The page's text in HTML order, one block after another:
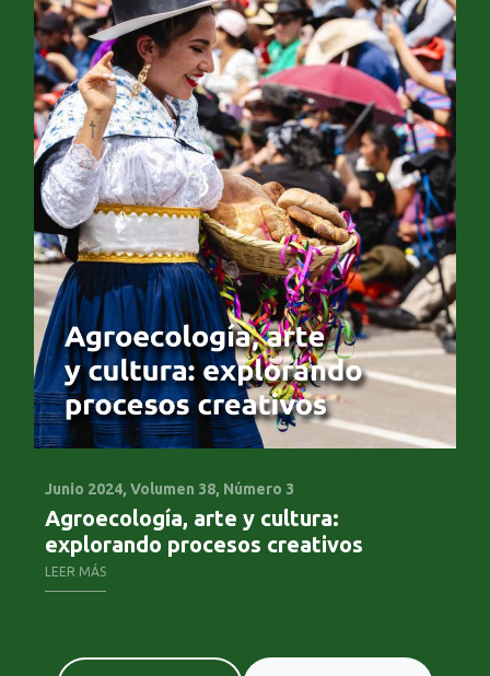
Junio 2024, Volumen 38, Número 3
Agroecología, arte y cultura:
explorando procesos creativos
LEER MÁS